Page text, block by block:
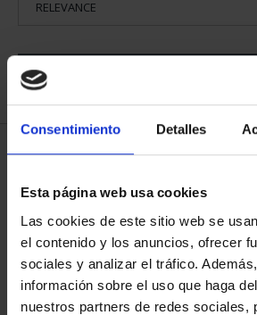
Consentimiento Detalles
Esta página web usa cookies
Las cookies de este sitio web se
el contenido y los anuncios, ofrecer
sociales y analizar el tráfico.
información sobre el uso que haga
nuestros partners de redes sociales,
1 Products found